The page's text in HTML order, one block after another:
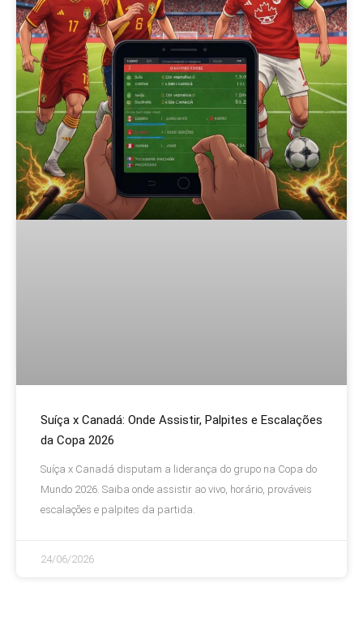
Suíça x Canadá: Onde Assistir, Palpites e Escalações
da Copa 2026
Suíça x Canadá disputam a liderança do grupo na Copa do
Mundo 2026. Saiba onde assistir ao vivo, horário, prováveis
escalações e palpites da partida.
24/06/2026